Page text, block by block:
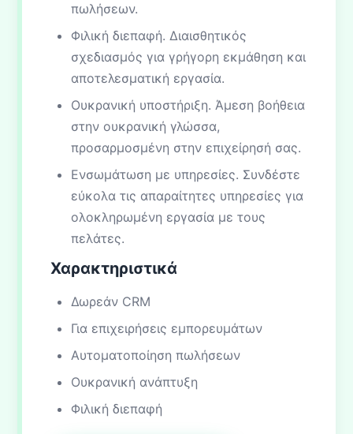
πωλήσεων.
Φιλική διεπαφή. Διαισθητικός
σχεδιασμός για γρήγορη εκμάθηση και
αποτελεσματική εργασία.
Ουκρανική υποστήριξη. Άμεση βοήθεια
στην ουκρανική γλώσσα,
προσαρμοσμένη στην επιχείρησή σας.
Ενσωμάτωση με υπηρεσίες. Συνδέστε
εύκολα τις απαραίτητες υπηρεσίες για
ολοκληρωμένη εργασία με τους
πελάτες.
Χαρακτηριστικά
Δωρεάν CRM
Για επιχειρήσεις εμπορευμάτων
Αυτοματοποίηση πωλήσεων
Ουκρανική ανάπτυξη
Φιλική διεπαφή